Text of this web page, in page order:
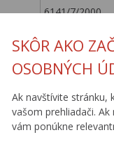
SKÔR AKO
OSOBNÝCH
Ak navštívite stránku,
vašom prehliadači.
vám ponúkne
6141/7/2000
6330/10/05
6350/15/05